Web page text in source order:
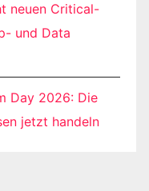
neuen Critical-
und Data
Day 2026: Die
jetzt handeln